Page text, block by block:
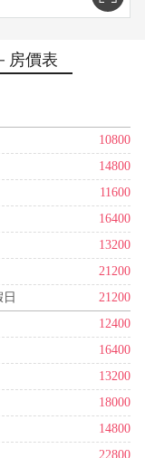
房價表
10800
14800
11600
16400
13200
21200
21200
12400
16400
13200
18000
14800
22800